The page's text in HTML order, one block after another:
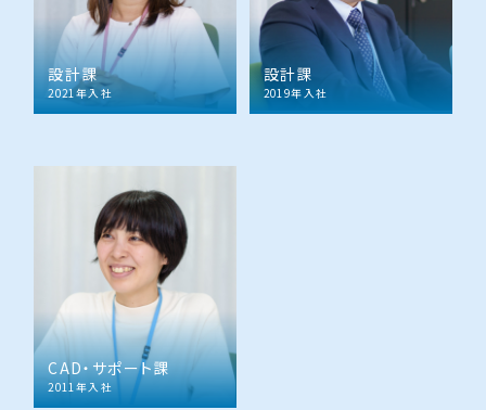
設計課
2021年入社
設計課
2019年入社
CAD・サポート課
2011年入社